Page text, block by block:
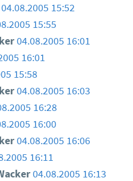
04.08.2005 15:52
15:55
04.08.2005 16:01
16:01
15:58
04.08.2005 16:03
16:28
16:00
04.08.2005 16:06
16:11
04.08.2005 16:13